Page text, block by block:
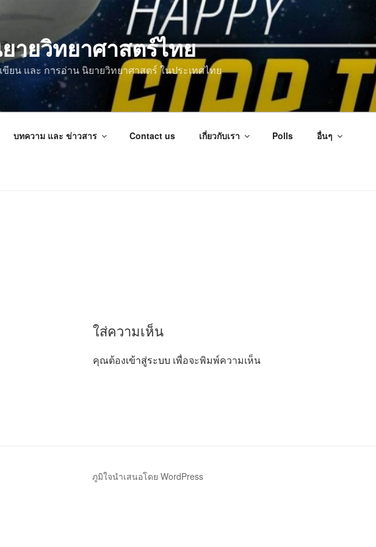
ายวิทยาศาสตร์ไทย
ขียน และ การอ่าน นิยายวิทยาศาสตร์ ในประเทศไทย
บทความ และ ข่าวสาร Contact us เกี่ยวกับเรา Polls อื่นๆ
ใส่ความเห็น
คุณต้องเข้าสู่ระบบ เพื่อจะพิมพ์ความเห็น
ภูมิใจนำเสนอโดย WordPress